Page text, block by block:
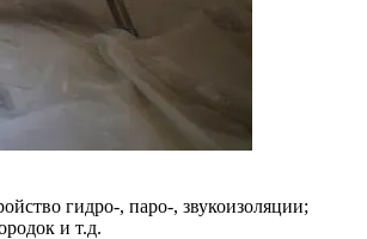
гидро-, паро-, звукоизоляции;
и т.д.